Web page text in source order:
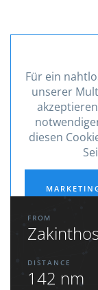
Für ein
unserer
diesen
FROM
DISTANCE
142 nm